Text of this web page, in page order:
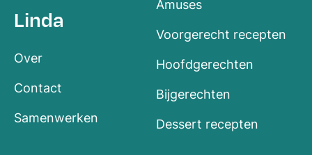
Linda
Over
Contact
Samenwerken
Amuses
Voorgerecht recepten
Hoofdgerechten
Bijgerechten
Dessert recepten